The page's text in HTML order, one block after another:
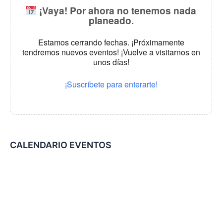
¡Vaya! Por ahora no tenemos nada
planeado.
Estamos cerrando fechas. ¡Próximamente
tendremos nuevos eventos! ¡Vuelve a visitarnos en
unos días!
¡Suscríbete para enterarte!
CALENDARIO EVENTOS